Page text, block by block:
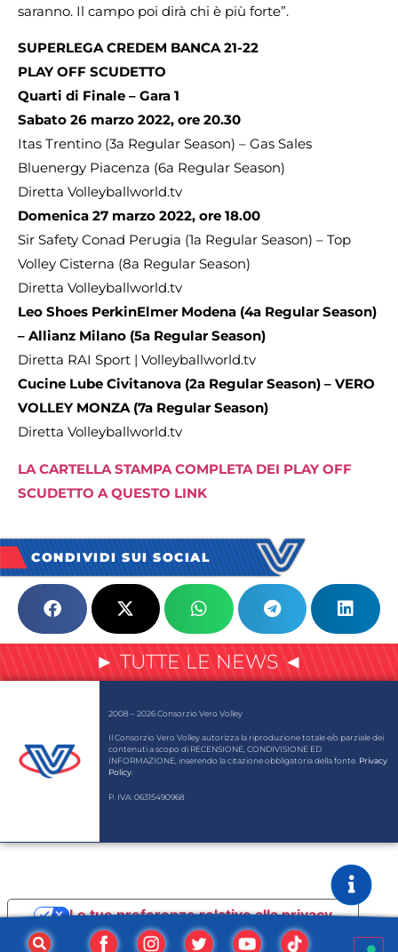
saranno. Il campo poi dirà chi è più forte”.
SUPERLEGA CREDEM BANCA 21-22
PLAY OFF SCUDETTO
Quarti di Finale – Gara 1
Sabato 26 marzo 2022, ore 20.30
Itas Trentino (3a Regular Season) – Gas Sales
Bluenergy Piacenza (6a Regular Season)
Diretta Volleyballworld.tv
Domenica 27 marzo 2022, ore 18.00
Sir Safety Conad Perugia (1a Regular Season) – Top
Volley Cisterna (8a Regular Season)
Diretta Volleyballworld.tv
Leo Shoes PerkinElmer Modena (4a Regular Season)
– Allianz Milano (5a Regular Season)
Diretta RAI Sport | Volleyballworld.tv
Cucine Lube Civitanova (2a Regular Season) – VERO
VOLLEY MONZA (7a Regular Season)
Diretta Volleyballworld.tv
LA CARTELLA STAMPA COMPLETA DEI PLAY OFF
SCUDETTO A QUESTO LINK
CONDIVIDI SUI SOCIAL
► TUTTE LE NEWS ◄
2008 – 2026 Consorzio Vero Volley
Il Consorzio Vero Volley autorizza la riproduzione totale e/o parziale dei
contenuti a scopo di RECENSIONE, CONDIVISIONE ED
INFORMAZIONE, inserendo la citazione obbligatoria della fonte. Privacy
Policy.
P. IVA: 06315490968
Informativa sulla raccolta
Le tue preferenze relative alla privacy